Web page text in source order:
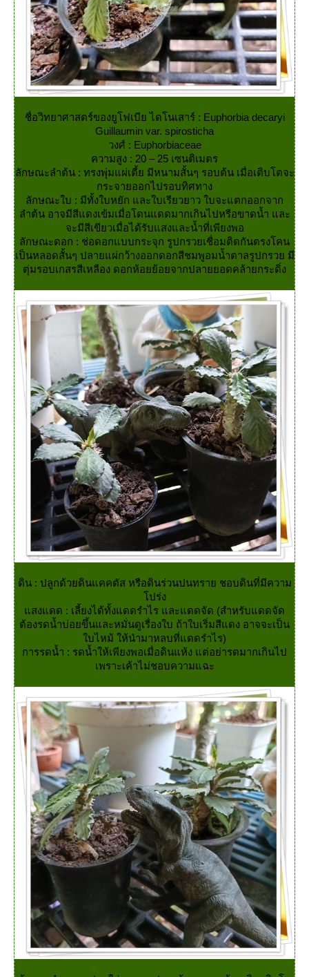
ชื่อวิทยาศาสตร์ของยูโฟเบีย ไดโนเสาร์ : Euphorbia decaryi
Guillaumin var. spirosticha
วงศ์ : Euphorbiaceae
ความสูง : 20 – 25 เซนติเมตร
ลักษณะลำต้น : ทรงพุ่มแผ่เตี้ย มีหนามสั้นๆ รอบต้น เมื่อเติบโตจะ
กระจายออกไปรอบทิศทาง
ลักษณะใบ : มีทั้งใบหยัก และใบเรียวยาว ใบจะแตกออกจาก
ลำต้น อาจมีสีแดงเข้มเมื่อโดนแดดมากเกินไปหรือขาดน้ำ และ
จะมีสีเขียวเมื่อได้รับแสงและน้ำที่เพียงพอ
ลักษณะดอก : ช่อดอกแบบกระจุก รูปกรวยเชื่อมติดกันตรงโคน
เป็นหลอดสั้นๆ ปลายแผ่กว้างออกดอกสีชมพูอมน้ำตาลรูปกรวย มี
ตุ่มรอบเกสรสีเหลือง ดอกห้อยย้อยจากปลายยอดคล้ายกระดิ่ง
ดิน : ปลูกด้วยดินแคคตัส หรือดินร่วนปนทราย ชอบดินที่มีความ
ปร่ง
สงแดด : เลี้ยงได้ทั้งแดดรำไร และแดดจัด (สำหรับแดดจัด
ต้องรดน้ำบ่อยขึ้นและหมั่นดูเรื่องใบ ถ้าใบเริ่มสีแดง อาจจะเป็น
บไหม้ ให้นำมาหลบที่แดดรำไร)
การรดน้ำ : รดน้ำให้เพียงพอเมื่อดินแห้ง แต่อย่ารดมากเกินไป
เพราะเค้าไม่ชอบความแฉะ